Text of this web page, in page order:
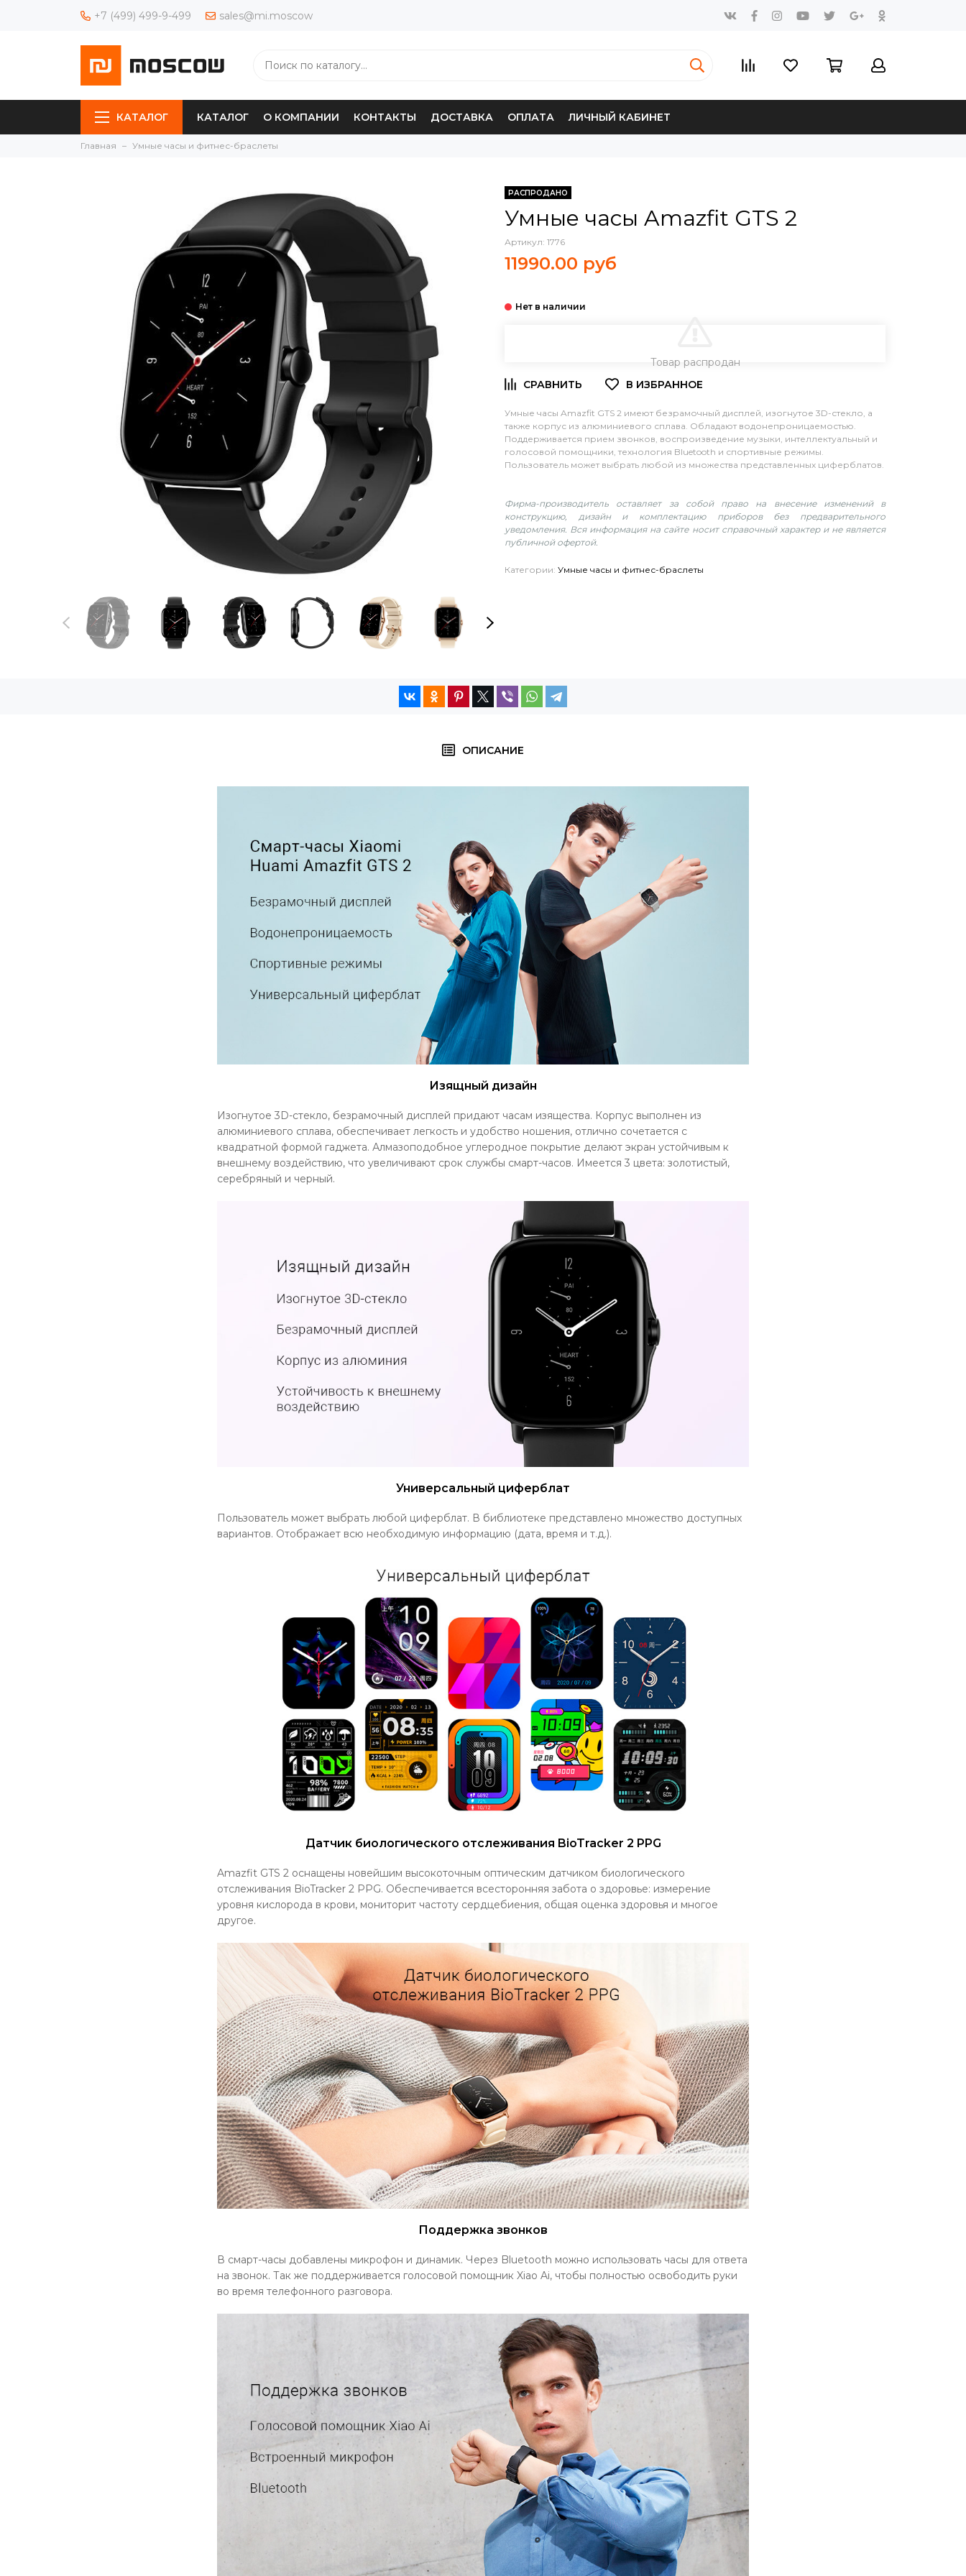
+7 (499) 499-9-499 sales@mi.moscow
КАТАЛОГ КАТАЛОГ О КОМПАНИИ КОНТАКТЫ ДОСТАВКА ОПЛАТА ЛИЧНЫЙ КАБИНЕТ
Главная Умные часы и фитнес-браслеты
РАСПРОДАНО
Умные часы Amazfit GTS 2
Артикул: 1776
11990.00 руб
Товар распродан
Умные часы Amazfit GTS 2 имеют безрамочный дисплей, изогнутое 3D-стекло, а
также корпус из алюминиевого сплава. Обладают водонепроницаемостью.
Поддерживается прием звонков, воспроизведение музыки, интеллектуальный и
голосовой помощники, технология Bluetooth и спортивные режимы.
Пользователь может выбрать любой из множества представленных циферблатов.
Фирма-производитель оставляет за собой право на внесение изменений в
конструкцию, дизайн и комплектацию приборов без предварительного
уведомления. Вся информация на сайте носит справочный характер и не является
публичной офертой.
Категории: Умные часы и фитнес-браслеты
ОПИСАНИЕ
Изящный дизайн
Изогнутое 3D-стекло, безрамочный дисплей придают часам изящества. Корпус выполнен из
алюминиевого сплава, обеспечивает легкость и удобство ношения, отлично сочетается с
квадратной формой гаджета. Алмазоподобное углеродное покрытие делают экран устойчивым к
внешнему воздействию, что увеличивают срок службы смарт-часов. Имеется 3 цвета: золотистый,
серебряный и черный.
Универсальный циферблат
Пользователь может выбрать любой циферблат. В библиотеке представлено множество доступных
вариантов. Отображает всю необходимую информацию (дата, время и т.д.).
Датчик биологического отслеживания BioTracker 2 PPG
Amazfit GTS 2 оснащены новейшим высокоточным оптическим датчиком биологического
отслеживания BioTracker 2 PPG. Обеспечивается всесторонняя забота о здоровье: измерение
уровня кислорода в крови, мониторит частоту сердцебиения, общая оценка здоровья и многое
другое.
Поддержка звонков
В смарт-часы добавлены микрофон и динамик. Через Bluetooth можно использовать часы для ответа
на звонок. Так же поддерживается голосовой помощник Xiao Ai, чтобы полностью освободить руки
во время телефонного разговора.